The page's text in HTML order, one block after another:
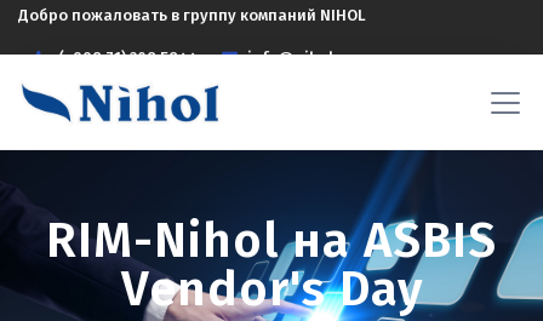
Добро пожаловать в группу компаний NIHOL
(+998 71) 208 5844 info@nihol.uz
RIM-Nihol на ASBIS
Vendor's Day